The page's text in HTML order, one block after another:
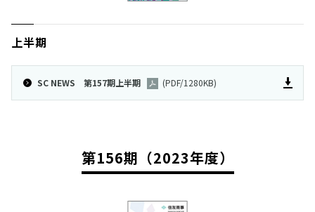
上半期
SC NEWS 第157期上半期 (PDF/1280KB)
第156期（2023年度）